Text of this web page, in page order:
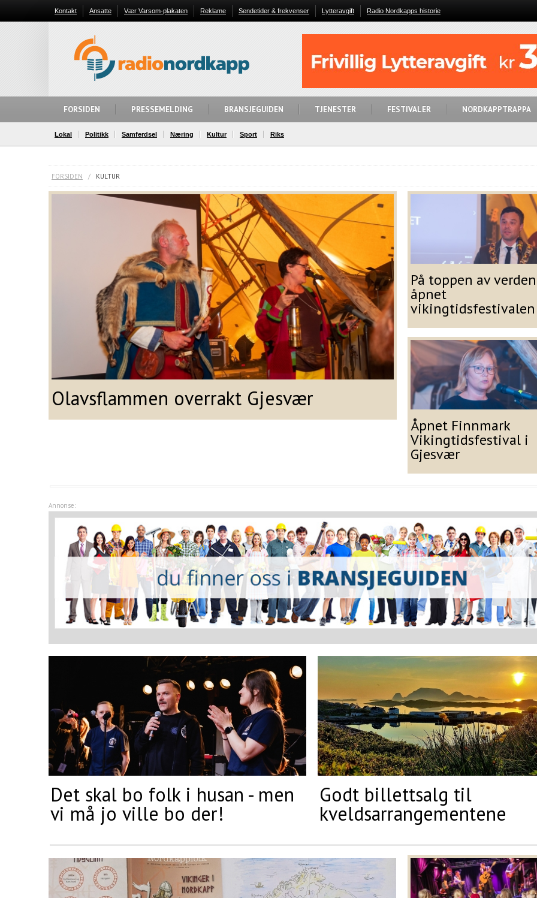
Kontakt Ansatte Vær Varsom-plakaten Reklame Sendetider & frekvenser Lytteravgift Radio Nordkapps historie
FORSIDEN PRESSEMELDING BRANSJEGUIDEN TJENESTER FESTIVALER NORDKAPPTRAPPA
Lokal Politikk Samferdsel Næring Kultur Sport Riks
FORSIDEN / KULTUR
Olavsflammen overrakt Gjesvær
På toppen av verden
åpnet
vikingtidsfestivalen
Åpnet Finnmark
Vikingtidsfestival i
Gjesvær
Annonse:
Det skal bo folk i husan - men
vi må jo ville bo der!
Godt billettsalg til
kveldsarrangementene